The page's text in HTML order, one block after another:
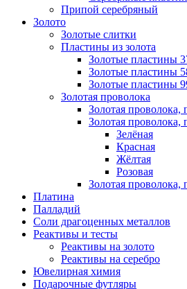
Припой серебряный
Золото
Золотые слитки
Пластины из золота
Золотые пластины
Золотые пластины
Золотые пластины
Золотая проволока
Золотая проволока,
Золотая проволока,
Зелёная
Красная
Жёлтая
Розовая
Золотая проволока,
Платина
Палладий
Соли драгоценных металлов
Реактивы и тесты
Реактивы на золото
Реактивы на серебро
Ювелирная химия
Подарочные футляры